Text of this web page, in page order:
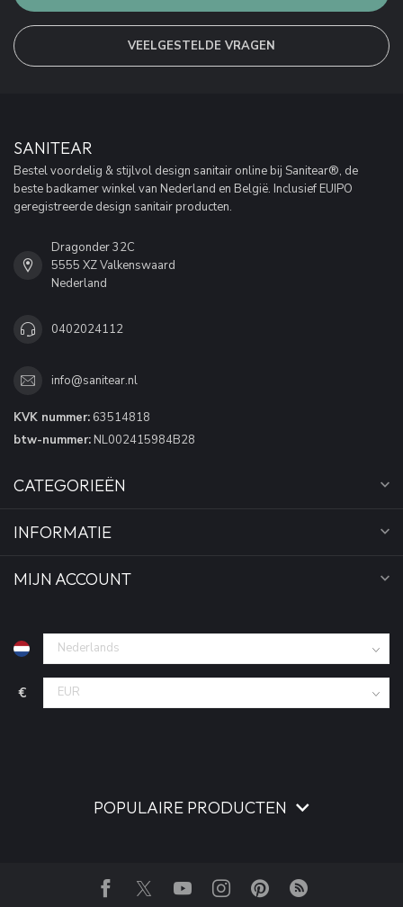
VEELGESTELDE VRAGEN
SANITEAR
Bestel voordelig & stijlvol design sanitair online bij Sanitear®, de
beste badkamer winkel van Nederland en België. Inclusief EUIPO
geregistreerde design sanitair producten.
Dragonder 32C
5555 XZ Valkenswaard
Nederland
0402024112
info@sanitear.nl
KVK nummer: 63514818
btw-nummer: NL002415984B28
CATEGORIEËN
INFORMATIE
MIJN ACCOUNT
€
POPULAIRE PRODUCTEN